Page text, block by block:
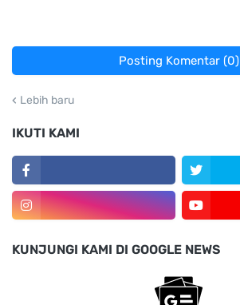
Posting Komentar (0)
Lebih baru
IKUTI KAMI
KUNJUNGI KAMI DI GOOGLE NEWS